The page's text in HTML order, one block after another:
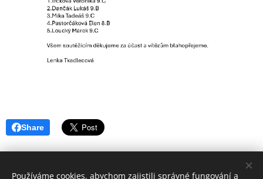
Share
Používáme cookies, abychom zajistili správné fungování a